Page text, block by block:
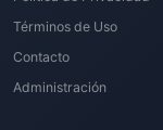
Términos de Uso
Contacto
Administración